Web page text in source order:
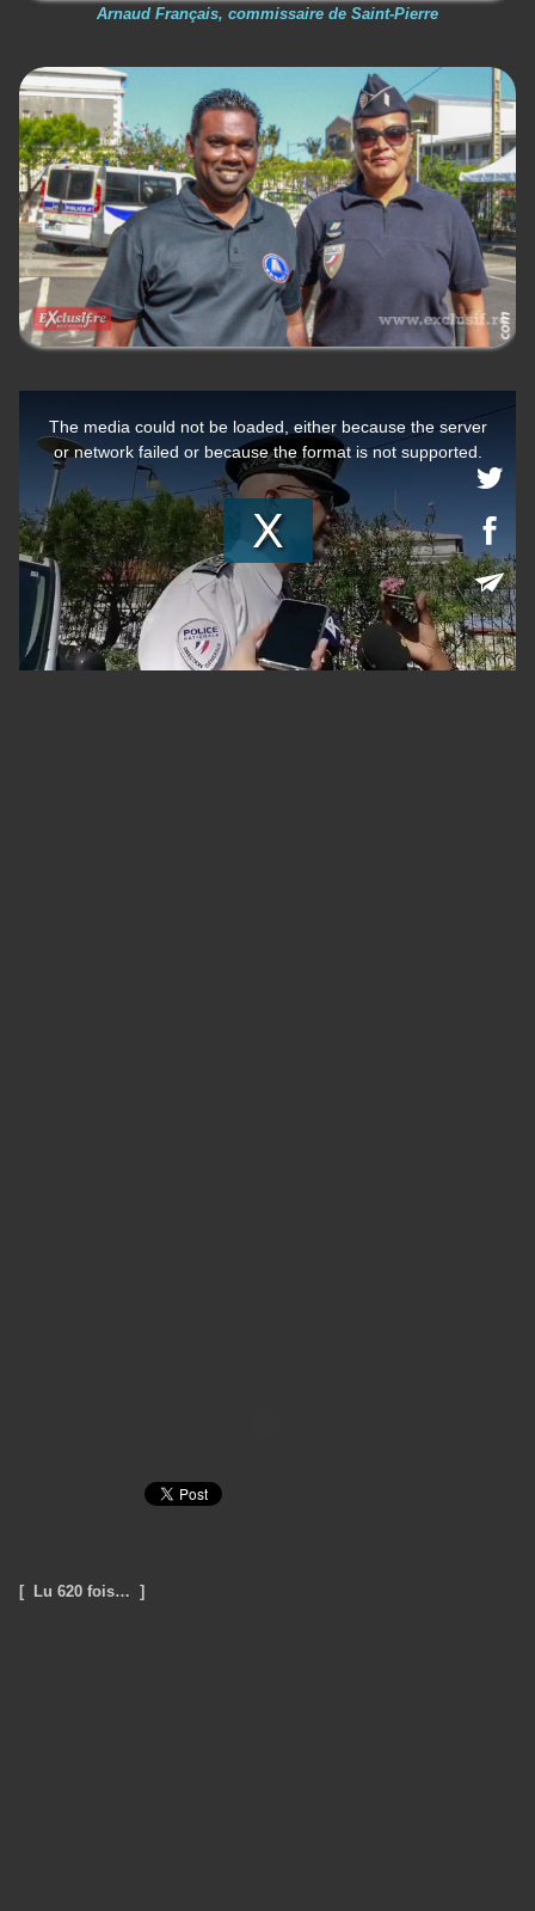
Arnaud Français, commissaire de Saint-Pierre
[ Lu 620 fois… ]